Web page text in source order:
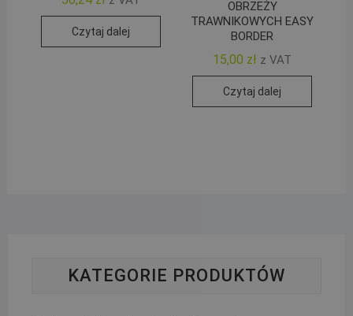
Czytaj dalej
OBRZEŻY
TRAWNIKOWYCH EASY
BORDER
15,00 zł z VAT
Czytaj dalej
KATEGORIE PRODUKTÓW